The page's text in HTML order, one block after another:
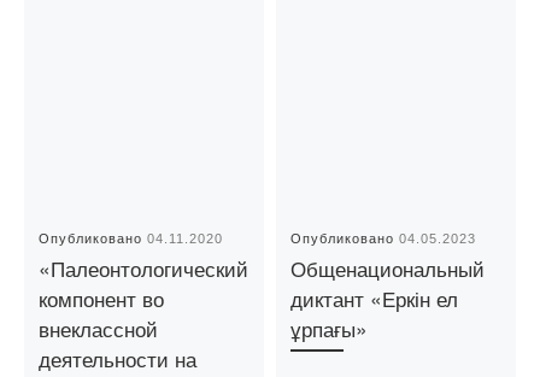
Опубликовано04.11.2020
«Палеонтологический
компонент во
внеклассной
деятельности на
Опубликовано04.05.2023
Общенациональный
диктант «Еркін ел
ұрпағы»